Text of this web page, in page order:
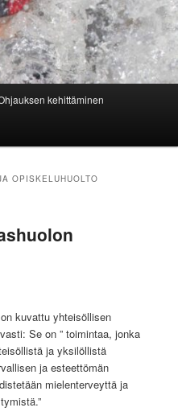
kehittäminen
OPISKELUHUOLTO
on kuvattu yhteisöllisen
Se on ” toimintaa, jonka
ja yksilöllistä
ja esteettömän
mielenterveyttä ja